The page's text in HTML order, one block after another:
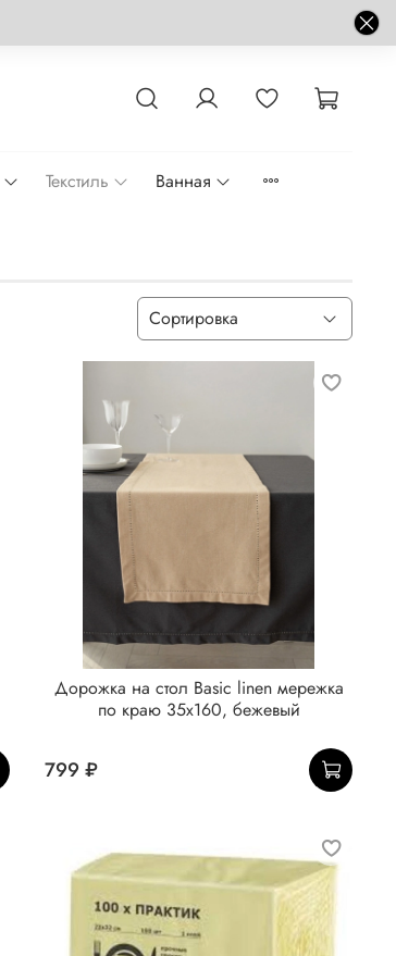
Текстиль Ванная
Дорожка на стол Basic linen мережка
по краю 35x160, бежевый
799 ₽